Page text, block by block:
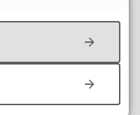
krav om skriftlig,
er fastsatt i